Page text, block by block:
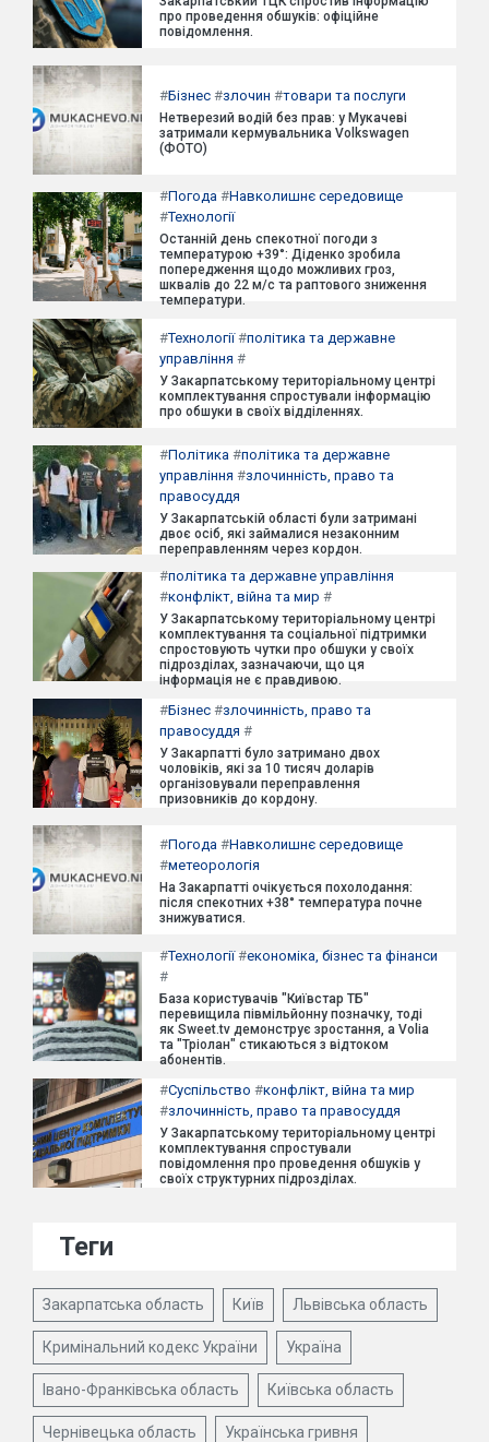
про проведення обшуків: офіційне
повідомлення.
#Бізнес #злочин #товари та послуги
Нетверезий водій без прав: у Мукачеві
затримали кермувальника Volkswagen
(ФОТО)
#Погода #Навколишнє середовище
#Технології
Останній день спекотної погоди з
температурою +39°: Діденко зробила
попередження щодо можливих гроз,
шквалів до 22 м/с та раптового зниження
температури.
#Технології#політика та державне
управління #
У Закарпатському територіальному центрі
комплектування спростували інформацію
про обшуки в своїх відділеннях.
#Політика #політика та державне
управління #злочинність, право та
правосуддя
У Закарпатській області були затримані
двоє осіб, які займалися незаконним
переправленням через кордон.
#політика та державне управління
#конфлікт, війна та мир #
У Закарпатському територіальному центрі
комплектування та соціальної підтримки
спростовують чутки про обшуки у своїх
підрозділах, зазначаючи, що ця
інформація не є правдивою.
#Бізнес #злочинність, право та
правосуддя #
У Закарпатті було затримано двох
чоловіків, які за 10 тисяч доларів
організовували переправлення
призовників до кордону.
#Погода #Навколишнє середовище
#метеорологія
На Закарпатті очікується похолодання:
після спекотних +38° температура почне
знижуватися.
#Технології#економіка, бізнес та фінанси
#
База користувачів "Київстар ТБ"
перевищила півмільйонну позначку, тоді
як Sweet.tv демонструє зростання, а Volia
та "Тріолан" стикаються з відтоком
абонентів.
#Суспільство #конфлікт, війна та мир
#злочинність, право та правосуддя
У Закарпатському територіальному центрі
комплектування спростували
повідомлення про проведення обшуків у
своїх структурних підрозділах.
Теги
Закарпатська область Київ Львівська область
Кримінальний кодекс України Україна
Івано-Франківська область Київська область
Чернівецька область Українська гривня